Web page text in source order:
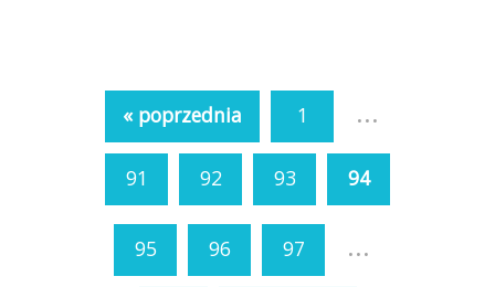
« poprzednia 1 ...
91 92 93 94
95 96 97 ...